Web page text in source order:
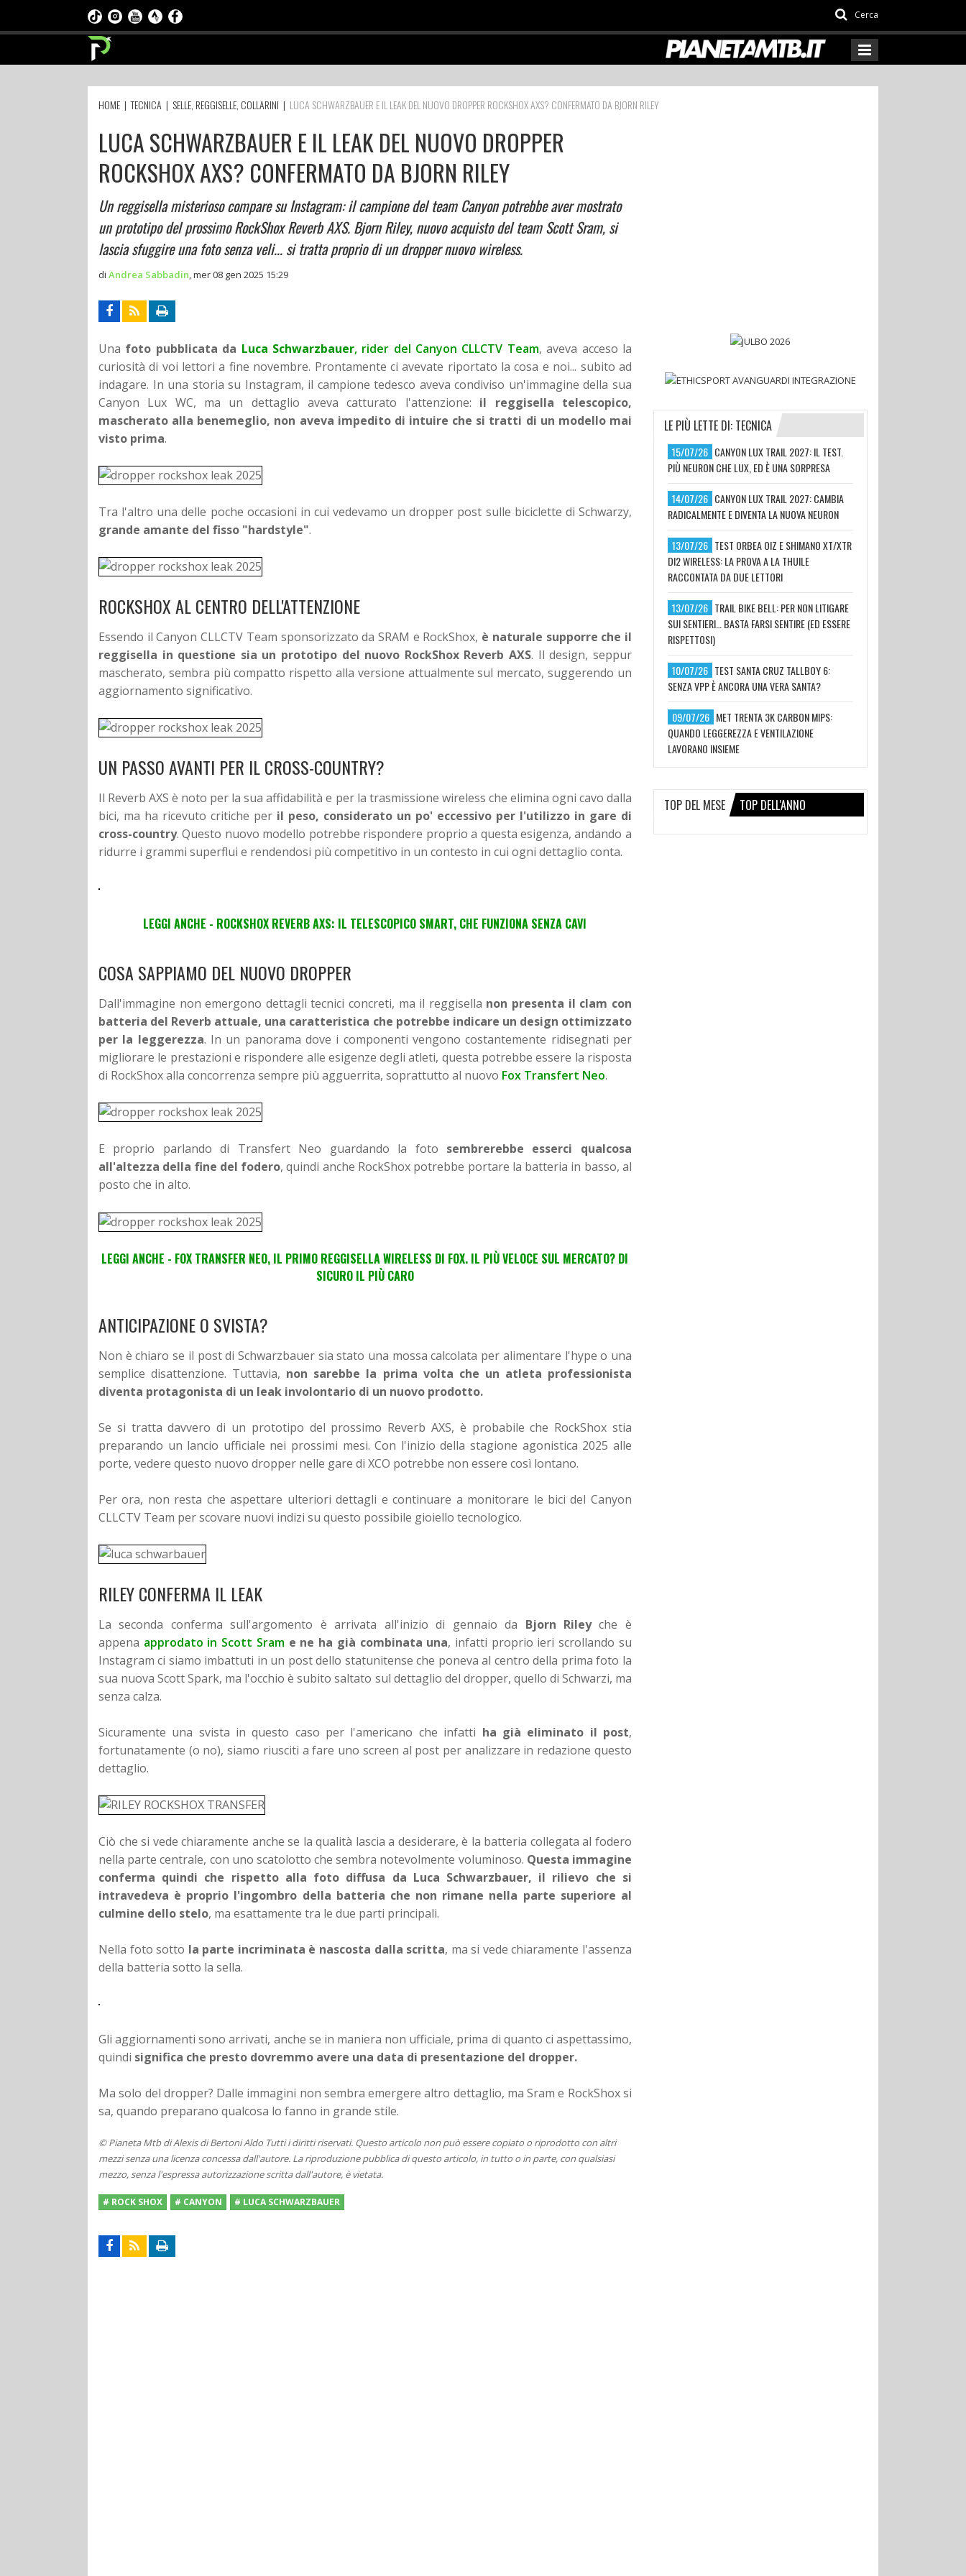
Cerca
HOME |TECNICA | SELLE, REGGISELLE, COLLARINI | LUCA SCHWARZBAUER E IL LEAK DEL NUOVO DROPPER ROCKSHOX AXS? CONFERMATO DA BJORN RILEY
LUCA SCHWARZBAUER E IL LEAK DEL NUOVO DROPPER
ROCKSHOX AXS? CONFERMATO DA BJORN RILEY
Un reggisella misterioso compare su Instagram: il campione del team Canyon potrebbe aver mostrato
un prototipo del prossimo RockShox Reverb AXS. Bjorn Riley, nuovo acquisto del team Scott Sram, si
lascia sfuggire una foto senza veli... si tratta proprio di un dropper nuovo wireless.
di Andrea Sabbadin mer 08 gen 2025 15:29
Una foto pubblicata da Luca Schwarzbauer, rider del Canyon CLLCTV Team, aveva acceso la
curiosità di voi lettori a fine novembre. Prontamente ci avevate riportato la cosa e noi... subito ad
indagare. In una storia su Instagram, il campione tedesco aveva condiviso un'immagine della sua
Canyon Lux WC, ma un dettaglio aveva catturato l'attenzione: il reggisella telescopico,
mascherato alla benemeglio, non aveva impedito di intuire che si tratti di un modello mai
visto prima.
Tra l'altro una delle poche occasioni in cui vedevamo un dropper post sulle biciclette di Schwarzy,
grande amante del fisso "hardstyle".
ROCKSHOX AL CENTRO DELL'ATTENZIONE
Essendo il Canyon CLLCTV Team sponsorizzato da SRAM e RockShox, è naturale supporre che il
reggisella in questione sia un prototipo del nuovo RockShox Reverb AXS. Il design, seppur
mascherato, sembra più compatto rispetto alla versione attualmente sul mercato, suggerendo un
aggiornamento significativo.
UN PASSO AVANTI PER IL CROSS-COUNTRY?
Il Reverb AXS è noto per la sua affidabilità e per la trasmissione wireless che elimina ogni cavo dalla
bici, ma ha ricevuto critiche per il peso, considerato un po' eccessivo per l'utilizzo in gare di
cross-country. Questo nuovo modello potrebbe rispondere proprio a questa esigenza, andando a
ridurre i grammi superflui e rendendosi più competitivo in un contesto in cui ogni dettaglio conta.
LEGGI ANCHE - ROCKSHOX REVERB AXS: IL TELESCOPICO SMART, CHE FUNZIONA SENZA CAVI
COSA SAPPIAMO DEL NUOVO DROPPER
Dall'immagine non emergono dettagli tecnici concreti, ma il reggisella non presenta il clam con
batteria del Reverb attuale, una caratteristica che potrebbe indicare un design ottimizzato
per la leggerezza. In un panorama dove i componenti vengono costantemente ridisegnati per
migliorare le prestazioni e rispondere alle esigenze degli atleti, questa potrebbe essere la risposta
di RockShox alla concorrenza sempre più agguerrita, soprattutto al nuovo Fox Transfert Neo.
E proprio parlando di Transfert Neo guardando la foto sembrerebbe esserci qualcosa
all'altezza della fine del fodero, quindi anche RockShox potrebbe portare la batteria in basso, al
posto che in alto.
LEGGI ANCHE - FOX TRANSFER NEO, IL PRIMO REGGISELLA WIRELESS DI FOX. IL PIÙ VELOCE SUL MERCATO? DI
SICURO IL PIÙ CARO
ANTICIPAZIONE O SVISTA?
Non è chiaro se il post di Schwarzbauer sia stato una mossa calcolata per alimentare l'hype o una
semplice disattenzione. Tuttavia, non sarebbe la prima volta che un atleta professionista
diventa protagonista di un leak involontario di un nuovo prodotto.
Se si tratta davvero di un prototipo del prossimo Reverb AXS, è probabile che RockShox stia
preparando un lancio ufficiale nei prossimi mesi. Con l'inizio della stagione agonistica 2025 alle
porte, vedere questo nuovo dropper nelle gare di XCO potrebbe non essere così lontano.
Per ora, non resta che aspettare ulteriori dettagli e continuare a monitorare le bici del Canyon
CLLCTV Team per scovare nuovi indizi su questo possibile gioiello tecnologico.
RILEY CONFERMA IL LEAK
La seconda conferma sull'argomento è arrivata all'inizio di gennaio da Bjorn Rileyche è
appena approdato in Scott Sram e ne ha già combinata una, infatti proprio ieri scrollando su
Instagram ci siamo imbattuti in un post dello statunitense che poneva al centro della prima foto la
sua nuova Scott Spark, ma l'occhio è subito saltato sul dettaglio del dropper, quello di Schwarzi, ma
senza calza.
Sicuramente una svista in questo caso per l'americano che infatti ha già eliminato il post,
fortunatamente (o no), siamo riusciti a fare uno screen al post per analizzare in redazione questo
dettaglio.
Ciò che si vede chiaramente anche se la qualità lascia a desiderare, è la batteria collegata al fodero
nella parte centrale, con uno scatolotto che sembra notevolmente voluminoso. Questa immagine
conferma quindi che rispetto alla foto diffusa da Luca Schwarzbauer, il rilievo che si
intravedeva è proprio l'ingombro della batteria che non rimane nella parte superiore al
culmine dello stelo, ma esattamente tra le due parti principali.
Nella foto sotto la parte incriminata è nascosta dalla scritta, ma si vede chiaramente l'assenza
della batteria sotto la sella.
Gli aggiornamenti sono arrivati, anche se in maniera non ufficiale, prima di quanto ci aspettassimo,
quindi significa che presto dovremmo avere una data di presentazione del dropper.
Ma solo del dropper? Dalle immagini non sembra emergere altro dettaglio, ma Sram e RockShox si
sa, quando preparano qualcosa lo fanno in grande stile.
© Pianeta Mtb di Alexis di Bertoni Aldo Tutti i diritti riservati. Questo articolo non può essere copiato o riprodotto con altri
mezzi senza una licenza concessa dall'autore. La riproduzione pubblica di questo articolo, in tutto o in parte, con qualsiasi
mezzo, senza l'espressa autorizzazione scritta dall'autore, è vietata.
# ROCK SHOX # CANYON # LUCA SCHWARZBAUER
LE PIÙ LETTE DI: TECNICA
15/07/26 CANYON LUX TRAIL 2027: IL TEST.
PIÙ NEURON CHE LUX, ED È UNA SORPRESA
14/07/26 CANYON LUX TRAIL 2027: CAMBIA
RADICALMENTE E DIVENTA LA NUOVA NEURON
13/07/26 TEST ORBEA OIZ E SHIMANO XT/XTR
DI2 WIRELESS: LA PROVA A LA THUILE
RACCONTATA DA DUE LETTORI
13/07/26 TRAIL BIKE BELL: PER NON LITIGARE
SUI SENTIERI… BASTA FARSI SENTIRE (ED ESSERE
RISPETTOSI)
10/07/26 TEST SANTA CRUZ TALLBOY 6:
SENZA VPP È ANCORA UNA VERA SANTA?
09/07/26 MET TRENTA 3K CARBON MIPS:
QUANDO LEGGEREZZA E VENTILAZIONE
LAVORANO INSIEME
TOP DEL MESE TOP DELL'ANNO